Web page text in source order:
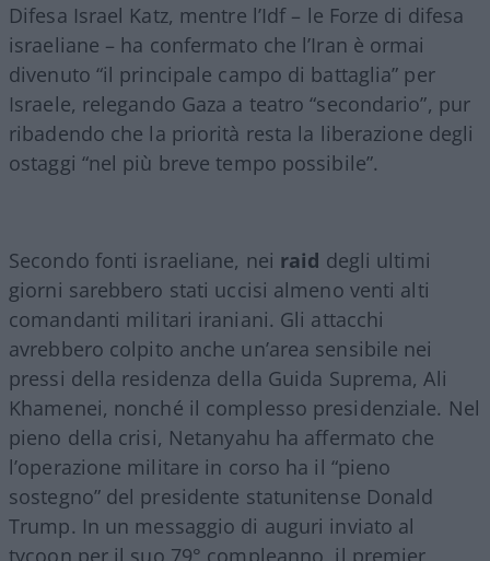
Difesa Israel Katz, mentre l’Idf – le Forze di difesa
israeliane – ha confermato che l’Iran è ormai
divenuto “il principale campo di battaglia” per
Israele, relegando Gaza a teatro “secondario”, pur
ribadendo che la priorità resta la liberazione degli
ostaggi “nel più breve tempo possibile”.
Secondo fonti israeliane, nei raid degli ultimi
giorni sarebbero stati uccisi almeno venti alti
comandanti militari iraniani. Gli attacchi
avrebbero colpito anche un’area sensibile nei
pressi della residenza della Guida Suprema, Ali
Khamenei, nonché il complesso presidenziale. Nel
pieno della crisi, Netanyahu ha affermato che
l’operazione militare in corso ha il “pieno
sostegno” del presidente statunitense Donald
Trump. In un messaggio di auguri inviato al
tycoon per il suo 79° compleanno, il premier